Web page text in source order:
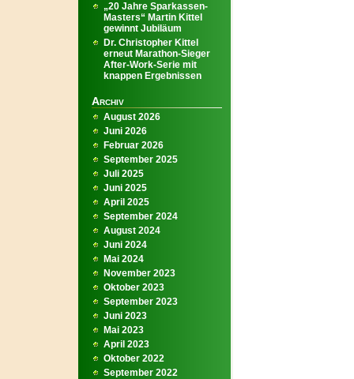
„20 Jahre Sparkassen-
Masters“ Martin Kittel
gewinnt Jubiläum
Dr. Christopher Kittel
erneut Marathon-Sieger
After-Work-Serie mit
knappen Ergebnissen
Archiv
August 2026
Juni 2026
Februar 2026
September 2025
Juli 2025
Juni 2025
April 2025
September 2024
August 2024
Juni 2024
Mai 2024
November 2023
Oktober 2023
September 2023
Juni 2023
Mai 2023
April 2023
Oktober 2022
September 2022